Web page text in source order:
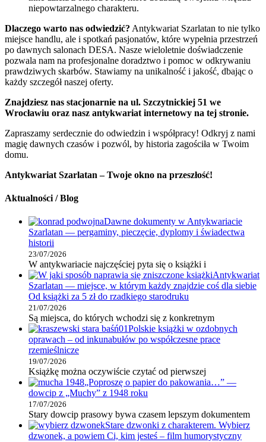
niepowtarzalnego charakteru.
Dlaczego warto nas odwiedzić? Antykwariat Szarlatan to nie tylko
miejsce handlu, ale i spotkań pasjonatów, które wypełnia przestrzeń
po dawnych salonach DESA. Nasze wieloletnie doświadczenie
pozwala nam na profesjonalne doradztwo i pomoc w odkrywaniu
prawdziwych skarbów. Stawiamy na unikalność i jakość, dbając o
każdy szczegół naszej oferty.
Znajdziesz nas stacjonarnie na ul. Szczytnickiej 51 we
Wrocławiu oraz nasz antykwariat internetowy na tej stronie.
Zapraszamy serdecznie do odwiedzin i współpracy! Odkryj z nami
magię dawnych czasów i pozwól, by historia zagościła w Twoim
domu.
Antykwariat Szarlatan – Twoje okno na przeszłość!
Aktualności / Blog
Dawne dokumenty w Antykwariacie
Szarlatan — pergaminy, pieczęcie, dyplomy i świadectwa
historii
23/07/2026
W antykwariacie najczęściej pyta się o książki i
Antykwariat
Szarlatan — miejsce, w którym każdy znajdzie coś dla siebie
Od książki za 5 zł do rzadkiego starodruku
21/07/2026
Są miejsca, do których wchodzi się z konkretnym
Polskie książki w ozdobnych
oprawach – od inkunabułów po współczesne prace
rzemieślnicze
19/07/2026
Książkę można oczywiście czytać od pierwszej
„Poproszę o papier do pakowania…” —
dowcip z „Muchy” z 1948 roku
17/07/2026
Stary dowcip prasowy bywa czasem lepszym dokumentem
Stare dzwonki z charakterem. Wybierz
dzwonek, a powiem Ci, kim jesteś – film humorystyczny